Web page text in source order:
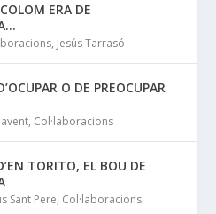
ERA DE
, Jesús Tarrasó
O DE PREOCUPAR
, Col·laboracions
TORITO, EL BOU DE
Sant Pere, Col·laboracions